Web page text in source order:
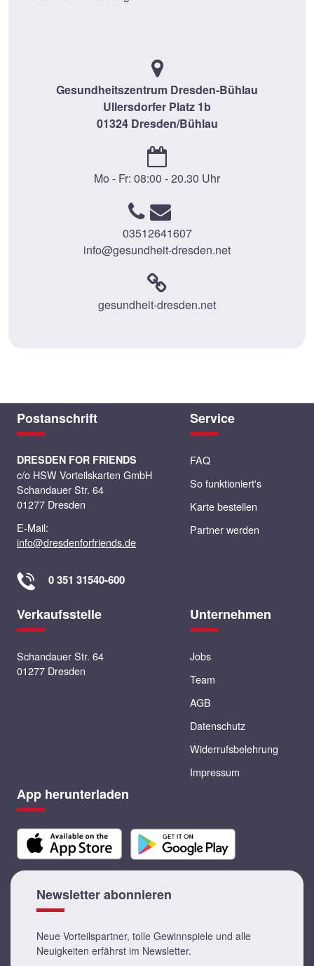
Gesundheitszentrum Dresden-Bühlau
Ullersdorfer Platz 1b
01324 Dresden/Bühlau
Mo - Fr: 08:00 - 20.30 Uhr
03512641607
info@gesundheit-dresden.net
gesundheit-dresden.net
Postanschrift
DRESDEN FOR FRIENDS
c/o HSW Vorteilskarten GmbH
Schandauer Str. 64
01277 Dresden
E-Mail:
info@dresdenforfriends.de
0 351 31540-600
Service
FAQ
So funktioniert's
Karte bestellen
Partner werden
Verkaufsstelle
Schandauer Str. 64
01277 Dresden
Unternehmen
Jobs
Team
AGB
Datenschutz
Widerrufsbelehrung
Impressum
App herunterladen
Newsletter abonnieren
Neue Vorteilspartner, tolle Gewinnspiele und alle
Neuigkeiten erfährst im Newsletter.